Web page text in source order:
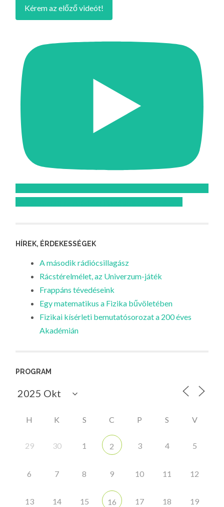
Kérem az előző videót!
HÍREK, ÉRDEKESSÉGEK
A második rádiócsillagász
Rácstérelmélet, az Univerzum-játék
Frappáns tévedéseink
Egy matematikus a Fizika bűvöletében
Fizikai kísérleti bemutatósorozat a 200 éves
Akadémián
PROGRAM
H K S C P S V
29 30 1 2 3 4 5
6 7 8 9 10 11 12
13 14 15 16 17 18 19